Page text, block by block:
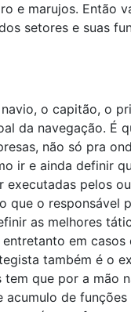
e marujos. Então
setores e suas
o capitão, o
da navegação. É
não só pra
ir e ainda definir
executadas pelos
que o responsável
as melhores
em casos
também é o
tem que por a mão
acumulo de